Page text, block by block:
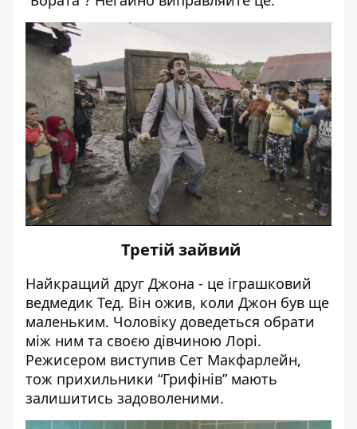
Третій зайвий
Найкращий друг Джона - це іграшковий
ведмедик Тед. Він ожив, коли Джон був ще
маленьким. Чоловіку доведеться обрати
між ним та своєю дівчиною Лорі.
Режисером виступив Сет Макфарлейн,
тож прихильники “Грифінів” мають
залишитись задоволеними.